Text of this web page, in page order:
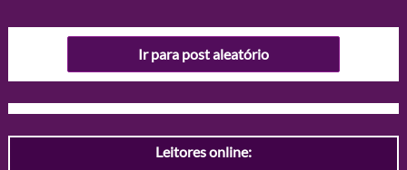
Ir para post aleatório
Leitores online: